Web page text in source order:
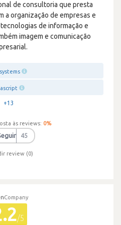
de consultoria que presta
a organização de empresas e
de informação e
imagem e comunicação
+13
às reviews: 0%
45
review (0)
Company
/5